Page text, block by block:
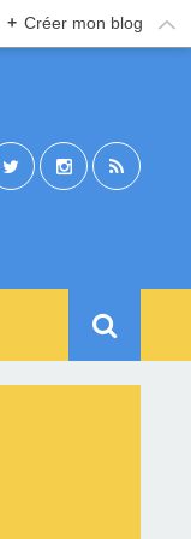
+ Créer mon blog